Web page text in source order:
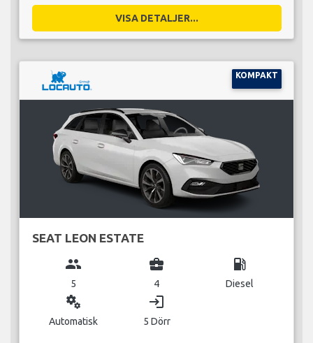
VISA DETALJER...
KOMPAKT
SEAT LEON ESTATE
group
5
business_center
4
local_gas_station
Diesel
miscellaneous_services
Automatisk
login
5 Dörr